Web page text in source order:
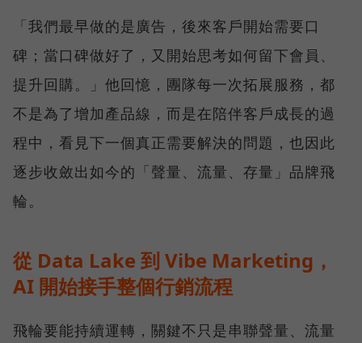
「我們最早做的是廣告，後來客戶開始需要口
碑；當口碑做好了，又開始思考如何留下會員、
提升回購。」他回憶，團隊每一次拓展服務，都
不是為了增加產品線，而是在陪伴客戶成長的過
程中，看見下一個真正需要解決的問題，也因此
逐步收斂出如今的「聲量、流量、存量」品牌飛
輪。
從 Data Lake 到 Vibe Marketing，
AI 開始接手整個行銷流程
飛輪要能持續運轉，關鍵不只是串聯聲量、流量